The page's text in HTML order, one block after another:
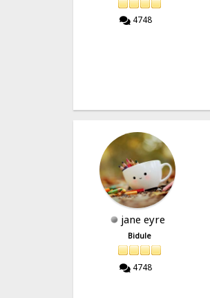
4748
jane eyre
Bidule
4748